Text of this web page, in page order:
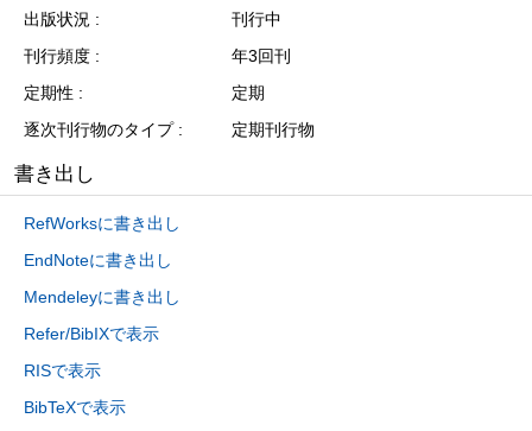
出版状況
刊行中
刊行頻度
年3回刊
定期性
定期
逐次刊行物のタイプ
定期刊行物
書き出し
RefWorksに書き出し
EndNoteに書き出し
Mendeleyに書き出し
Refer/BibIXで表示
RISで表示
BibTeXで表示